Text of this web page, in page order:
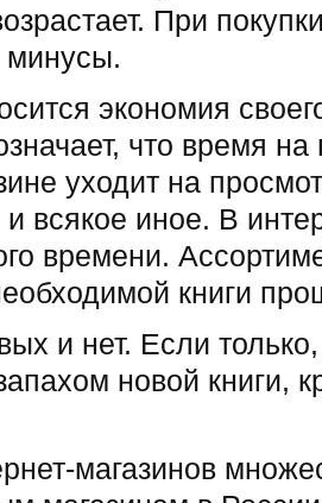
При
экономия
что время на
уходит на
всякое иное. В
времени.
книги
и нет. Если
новой книги,
магазинов